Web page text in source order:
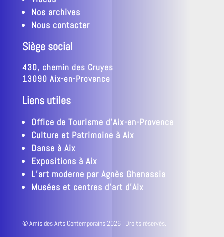
Nos archives
Nous contacter
Siège social
430, chemin des Cruyes
13090 Aix-en-Provence
Liens utiles
Office de Tourisme d’Aix-en-Provence
Culture et Patrimoine à Aix
Danse à Aix
Expositions à Aix
L’art moderne par Agnès Ghenassia
Musées et centres d’art d’Aix
© Amis des Arts Contemporains 2026 | Droits réservés.